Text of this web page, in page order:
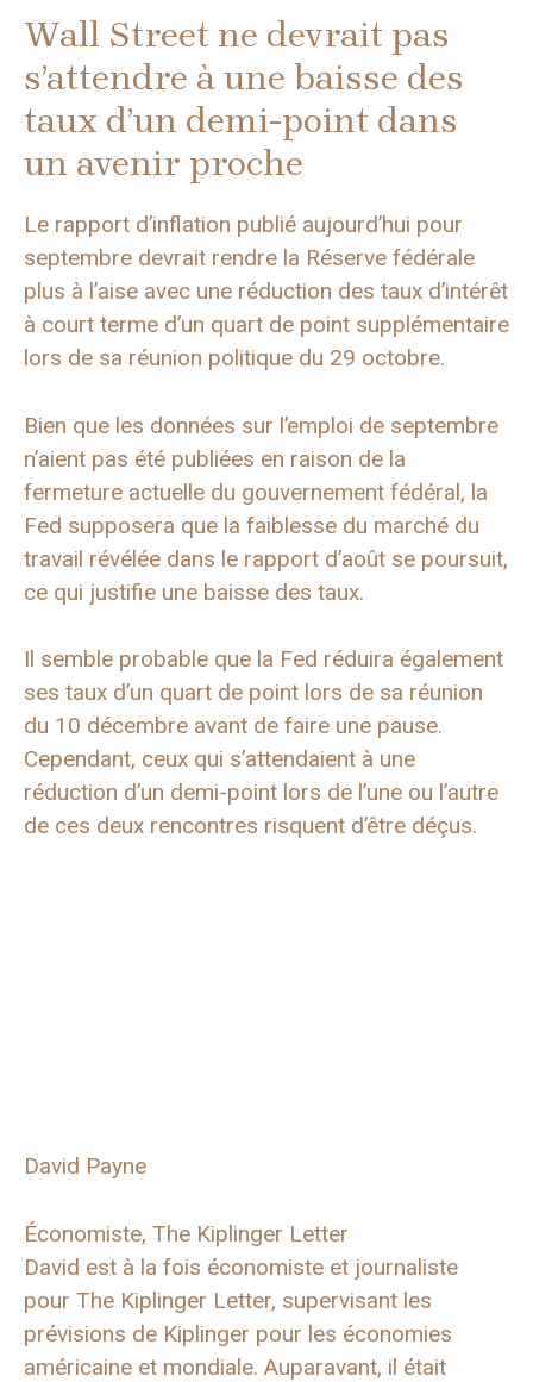
Wall Street ne devrait pas
s’attendre à une baisse des
taux d’un demi-point dans
un avenir proche
Le rapport d’inflation publié aujourd’hui pour
septembre devrait rendre la Réserve fédérale
plus à l’aise avec une réduction des taux d’intérêt
à court terme d’un quart de point supplémentaire
lors de sa réunion politique du 29 octobre.
Bien que les données sur l’emploi de septembre
n’aient pas été publiées en raison de la
fermeture actuelle du gouvernement fédéral, la
Fed supposera que la faiblesse du marché du
travail révélée dans le rapport d’août se poursuit,
ce qui justifie une baisse des taux.
Il semble probable que la Fed réduira également
ses taux d’un quart de point lors de sa réunion
du 10 décembre avant de faire une pause.
Cependant, ceux qui s’attendaient à une
réduction d’un demi-point lors de l’une ou l’autre
de ces deux rencontres risquent d’être déçus.
David Payne
Économiste, The Kiplinger Letter
David est à la fois économiste et journaliste
pour The Kiplinger Letter, supervisant les
prévisions de Kiplinger pour les économies
américaine et mondiale. Auparavant, il était